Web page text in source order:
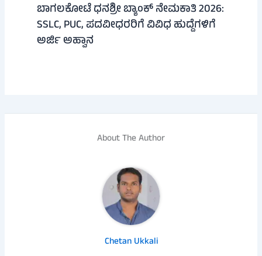
ಬಾಗಲಕೋಟೆ ಧನಶ್ರೀ ಬ್ಯಾಂಕ್ ನೇಮಕಾತಿ 2026:
SSLC, PUC, ಪದವೀಧರರಿಗೆ ವಿವಿಧ ಹುದ್ದೆಗಳಿಗೆ
ಅರ್ಜಿ ಅಹ್ವಾನ
About The Author
Chetan Ukkali